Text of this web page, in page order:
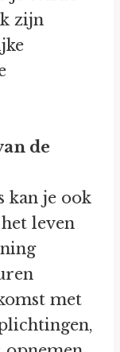
zijn
de
kan je ook
leven
met